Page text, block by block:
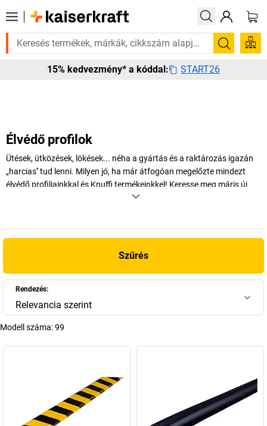
rá? Válogatott bestseller termékeinket 3–4 munkanapon belül
Keresés
15% kedvezmény* a kóddal: START26
Élvédő profilok
Ütések, ütközések, lökések... néha a gyártás és a raktározás igazán
„harcias'' tud lenni. Milyen jó, ha már átfogóan megelőzte mindezt
élvédő profiljainkkal és Knuffi termékeinkkel! Keresse meg máris új
felület-, sarok-, él- vagy csővédőjét.
Szűrés
Rendezés:
Relevancia szerint
Modell száma:99